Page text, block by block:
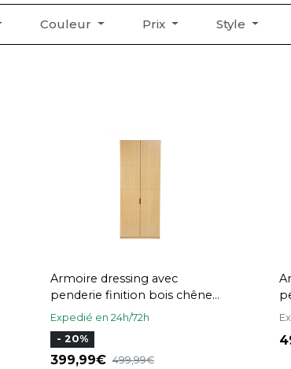
Couleur Prix Style
Armoire dressing avec
penderie finition bois chêne
L90 cm GARENCE
Expedié en 24h/72h
- 20%
399,99 499,99